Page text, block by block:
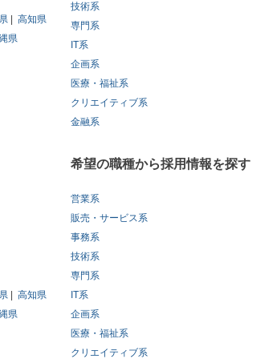
高知県
県
技術系
専門系
IT系
企画系
医療・福祉系
クリエイティブ系
金融系
高知県
県
希望の職種から採用情報を探す
営業系
販売・サービス系
事務系
技術系
専門系
IT系
企画系
医療・福祉系
クリエイティブ系